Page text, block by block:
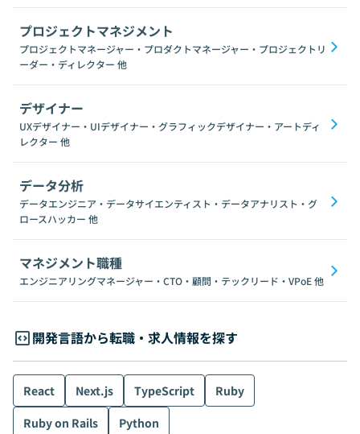
プロジェクトマネジメント
プロジェクトマネージャー・プロダクトマネージャー・プロジェクトリ
ーダー・ディレクター 他
デザイナー
UXデザイナー・UIデザイナー・グラフィックデザイナー・アートディ
レクター 他
データ分析
データエンジニア・データサイエンティスト・データアナリスト・グ
ロースハッカー 他
マネジメント職種
エンジニアリングマネージャー・CTO・顧問・テックリード・VPoE他
開発言語から転職・求人情報を探す
React Next.js TypeScript
Ruby
Ruby on Rails
Python